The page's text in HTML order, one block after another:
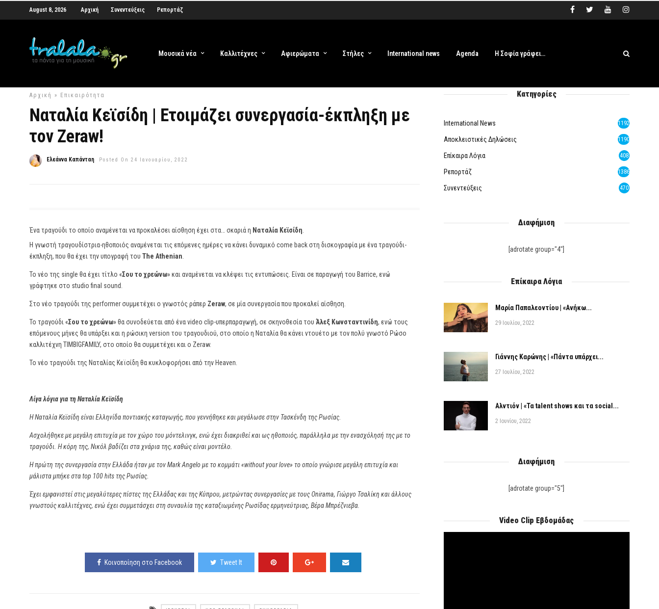
August 8, 2026 Αρχική Συνεντεύξεις Ρεπορτάζ
Μουσικά νέα Καλλιτέχνες Αφιερώματα Στήλες International news Agenda Η Σοφία γράφει…
Αρχική » Επικαιρότητα
Ναταλία Κεϊσίδη | Ετοιμάζει συνεργασία-έκπληξη με
τον Ζeraw!
Ελεάννα Καπάνταη Posted On 24 Ιανουαρίου, 2022
Ένα τραγούδι το οποίο αναμένεται να προκαλέσει αίσθηση έχει στα… σκαριά η Ναταλία Κεϊσίδη
Η γνωστή τραγουδίστρια-ηθοποιός αναμένεται τις επόμενες ημέρες να κάνει δυναμικό come back στη δισκογραφία με ένα τραγούδι-
έκπληξη, που θα έχει την υπογραφή του The Athenian
Το νέο της single θα έχει τίτλο «Σου το χρεώνω» και αναμένεται να κλέψει τις εντυπώσεις. Είναι σε παραγωγή του Barrice, ενώ
γράφτηκε στο studio final sound.
Στο νέο τραγούδι της performer συμμετέχει ο γνωστός ράπερ Zeraw, σε μία συνεργασία που προκαλεί αίσθηση.
Το τραγούδι «Σου το χρεώνω» θα συνοδεύεται από ένα video clip-υπερπαραγωγή, σε σκηνοθεσία του Άλεξ Κωνσταντινίδη, ενώ τους
επόμενους μήνες θα υπάρξει και η ρώσικη version του τραγουδιού, στο οποίο η Ναταλία θα κάνει ντουέτο με τον πολύ γνωστό Ρώσο
καλλιτέχνη TIMBIGFAMILY, στο οποίο θα συμμετέχει και ο Zeraw.
Το νέο τραγούδι της Ναταλίας Κεϊσίδη θα κυκλοφορήσει από την Heaven.
Λίγα λόγια για τη Ναταλία Κεϊσίδη
Η Ναταλία Κεϊσίδη είναι Ελληνίδα ποντιακής καταγωγής, που γεννήθηκε και μεγάλωσε στην Τασκένδη της Ρωσίας.
Ασχολήθηκε με μεγάλη επιτυχία με τον χώρο του μόντελινγκ, ενώ έχει διακριθεί και ως ηθοποιός, παράλληλα με την ενασχόλησή της με το
τραγούδι. Η κόρη της, Νικόλ βαδίζει στα χνάρια της, καθώς είναι μοντέλο.
Η πρώτη της συνεργασία στην Ελλάδα ήταν με τον Μark Αngelo με το κομμάτι «without your love» το οποίο γνώρισε μεγάλη επιτυχία και
μάλιστα μπήκε στα top 100 hits της Ρωσίας.
Έχει εμφανιστεί στις μεγαλύτερες πίστες της Ελλάδας και της Κύπρου, μετρώντας συνεργασίες με τους Onirama, Γιώργο Τσαλίκη και άλλους
γνωστούς καλλιτέχνες, ενώ έχει συμμετάσχει στη συναυλία της καταξιωμένης Ρωσίδας ερμηνεύτριας, Βέρα Μπρέζνιεβα.
Κοινοποίηση στο Facebook Tweet It
Κατηγορίες
International News 1192
Αποκλειστικές Δηλώσεις 1190
Επίκαιρα Λόγια 408
Ρεπορτάζ 1386
Συνεντεύξεις 470
Διαφήμιση
[adrotate group="4"]
Επίκαιρα Λόγια
Μαρία Παπαλεοντίου | «Ανήκω...
29 Ιουλίου, 2022
Γιάννης Καρώνης | «Πάντα υπάρχει...
27 Ιουλίου, 2022
Αλντιόν | «Τα talent shows και τα social...
2 Ιουνίου, 2022
Διαφήμιση
[adrotate group="5"]
Video Clip Εβδομάδας